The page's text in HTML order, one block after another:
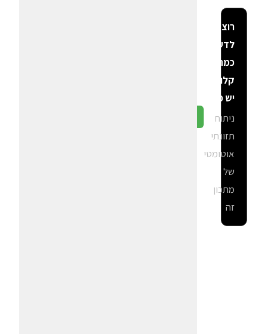
רוצה
לדעת
כמה
קלוריות
יש פה?
ניתוח
תזונתי
אוטומטי
של
מתכון
זה